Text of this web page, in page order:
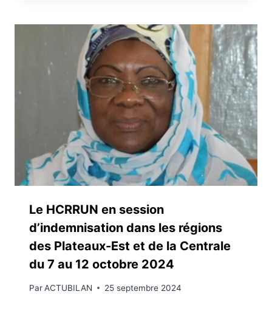
Le HCRRUN en session
d’indemnisation dans les régions
des Plateaux-Est et de la Centrale
du 7 au 12 octobre 2024
ParACTUBILAN 25 septembre 2024